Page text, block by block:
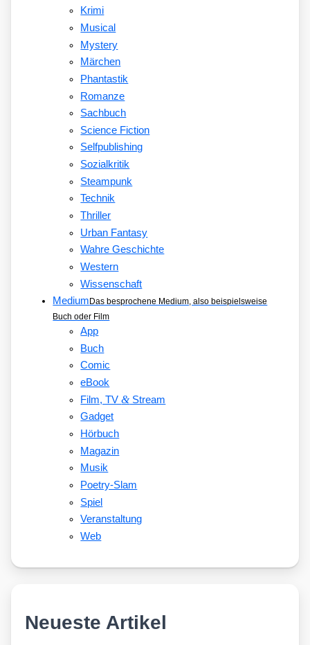
Krimi
Musical
Mystery
Märchen
Phantastik
Romanze
Sachbuch
Science Fiction
Selfpublishing
Sozialkritik
Steampunk
Technik
Thriller
Urban Fantasy
Wahre Geschichte
Western
Wissenschaft
Medium Das besprochene Medium, also beispielsweise
Buch oder Film
App
Buch
Comic
eBook
Film, TV&Stream
Gadget
Hörbuch
Magazin
Musik
Poetry-Slam
Spiel
Veranstaltung
Web
Neueste Artikel